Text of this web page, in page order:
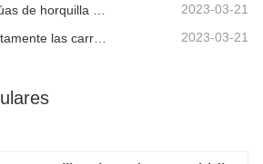
2023-03-21
Cómo utilizar correctamente las carretillas elevadoras eléctricas 2023-03-21